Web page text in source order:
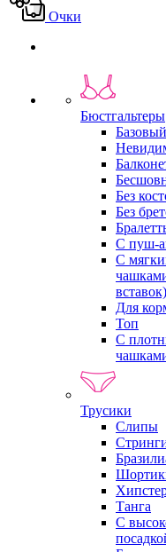
Очки
Бюстгальтеры
Базовый
Без
Без
С пуш-
С
вставок)
Для
Топ
С
Трусики
Слипы
Танга
С